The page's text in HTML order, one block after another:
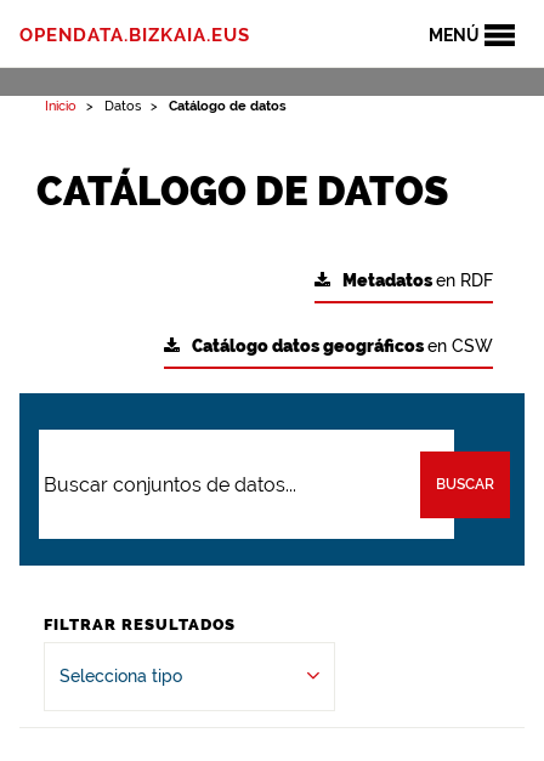
MENÚ
OPENDATA.BIZKAIA.EUS
Inicio Datos Catálogo de datos
CATÁLOGO DE DATOS
Metadatosen RDF
Catálogo datos geográficosen CSW
BUSCAR
FILTRAR RESULTADOS
Selecciona tipo